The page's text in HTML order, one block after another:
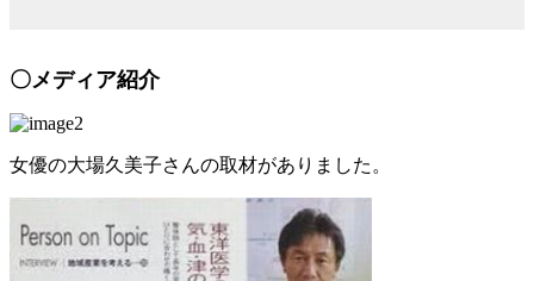
〇メディア紹介
女優の大場久美子さんの取材がありました。